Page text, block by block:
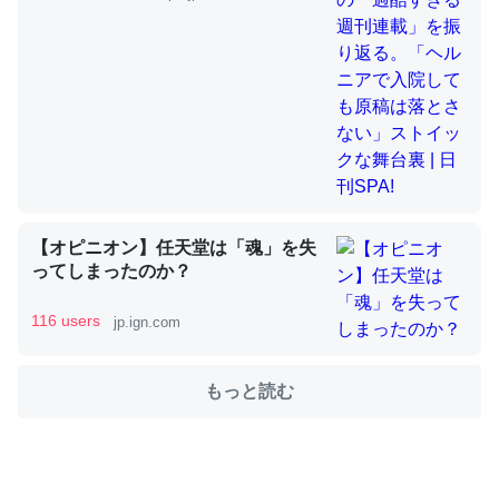
これを元に考えるとカルシウムを大量に使う脊椎動物と貝
類は苦労してるんだな…。腹足類だと殻を無くしてナメク
─ニュース :: 【研究発表】昆虫学の大問題＝「昆虫はなぜ海にいな
ウチもEchoを実家に置いて４年。でたまに覗いてる。ぼ
これ見て生きてるなって分かる。
【オピニオン】任天堂は「魂」を失
ってしまったのか？
116 users jp.ign.com
もっと読む